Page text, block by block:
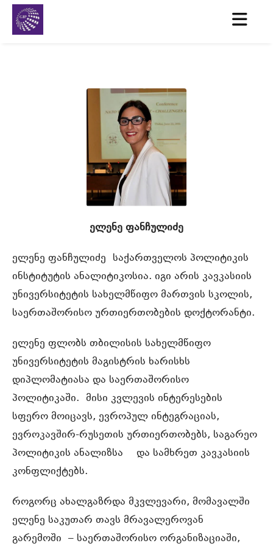
ელენე ფანჩულიძე
ელენე ფანჩულიძე საქართველოს პოლიტიკის
ინსტიტუტის ანალიტიკოსია. იგი არის კავკასიის
უნივერსიტეტის სახელმწიფო მართვის სკოლის,
საერთაშორისო ურთიერთობების დოქტორანტი.
ელენე ფლობს თბილისის სახელმწიფო
უნივერსიტეტის მაგისტრის ხარისხს
დიპლომატიასა და საერთაშორისო
პოლიტიკაში. მისი კვლევის ინტერესების
სფერო მოიცავს, ევროპულ ინტეგრაციას,
ევროკავშირ-რუსეთის ურთიერთობებს, საგარეო
პოლიტიკის ანალიზსა და სამხრეთ კავკასიის
კონფლიქტებს.
როგორც ახალგაზრდა მკვლევარი, მომავალში
ელენე საკუთარ თავს მრავალეროვან
გარემოში – საერთაშორისო ორგანიზაციაში,